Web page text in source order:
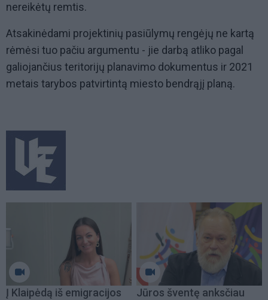
nereikėtų remtis.
Atsakinėdami projektinių pasiūlymų rengėjų ne kartą
rėmėsi tuo pačiu argumentu - jie darbą atliko pagal
galiojančius teritorijų planavimo dokumentus ir 2021
metais tarybos patvirtintą miesto bendrąjį planą.
Į Klaipėdą iš emigracijos
Jūros šventę anksčiau